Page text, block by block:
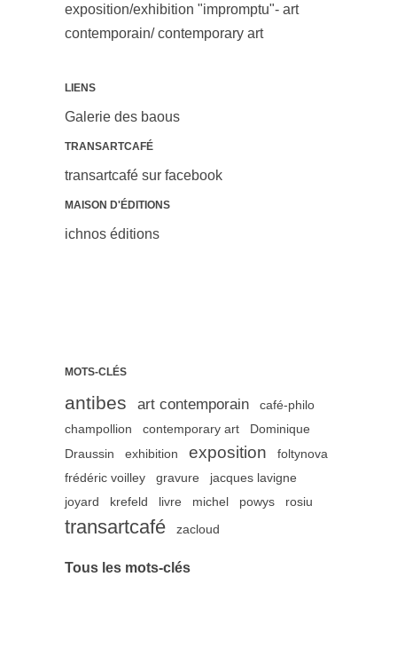
exposition/exhibition "impromptu"- art
contemporain/ contemporary art
LIENS
Galerie des baous
TRANSARTCAFÉ
transartcafé sur facebook
MAISON D'ÉDITIONS
ichnos éditions
MOTS-CLÉS
antibes art contemporain
café-philo
champollion
contemporary art
Dominique
Draussin
exhibition exposition
foltynova
frédéric voilley
gravure
jacques lavigne
joyard
krefeld livre michel powys rosiu
transartcafé zacloud
Tous les mots-clés